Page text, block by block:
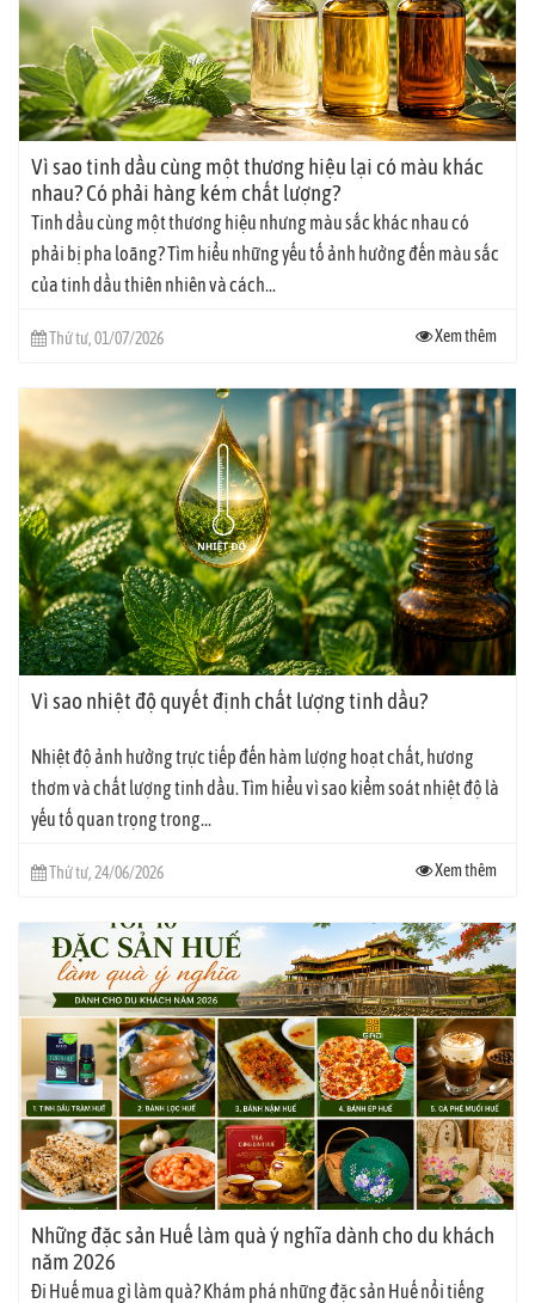
Vì sao tinh dầu cùng một thương hiệu lại có màu khác
nhau? Có phải hàng kém chất lượng?
Tinh dầu cùng một thương hiệu nhưng màu sắc khác nhau có
phải bị pha loãng? Tìm hiểu những yếu tố ảnh hưởng đến màu sắc
của tinh dầu thiên nhiên và cách...
Thứ tư, 01/07/2026 Xem thêm
Vì sao nhiệt độ quyết định chất lượng tinh dầu?
Nhiệt độ ảnh hưởng trực tiếp đến hàm lượng hoạt chất, hương
thơm và chất lượng tinh dầu. Tìm hiểu vì sao kiểm soát nhiệt độ là
yếu tố quan trọng trong...
Thứ tư, 24/06/2026 Xem thêm
Những đặc sản Huế làm quà ý nghĩa dành cho du khách
năm 2026
Đi Huế mua gì làm quà? Khám phá những đặc sản Huế nổi tiếng